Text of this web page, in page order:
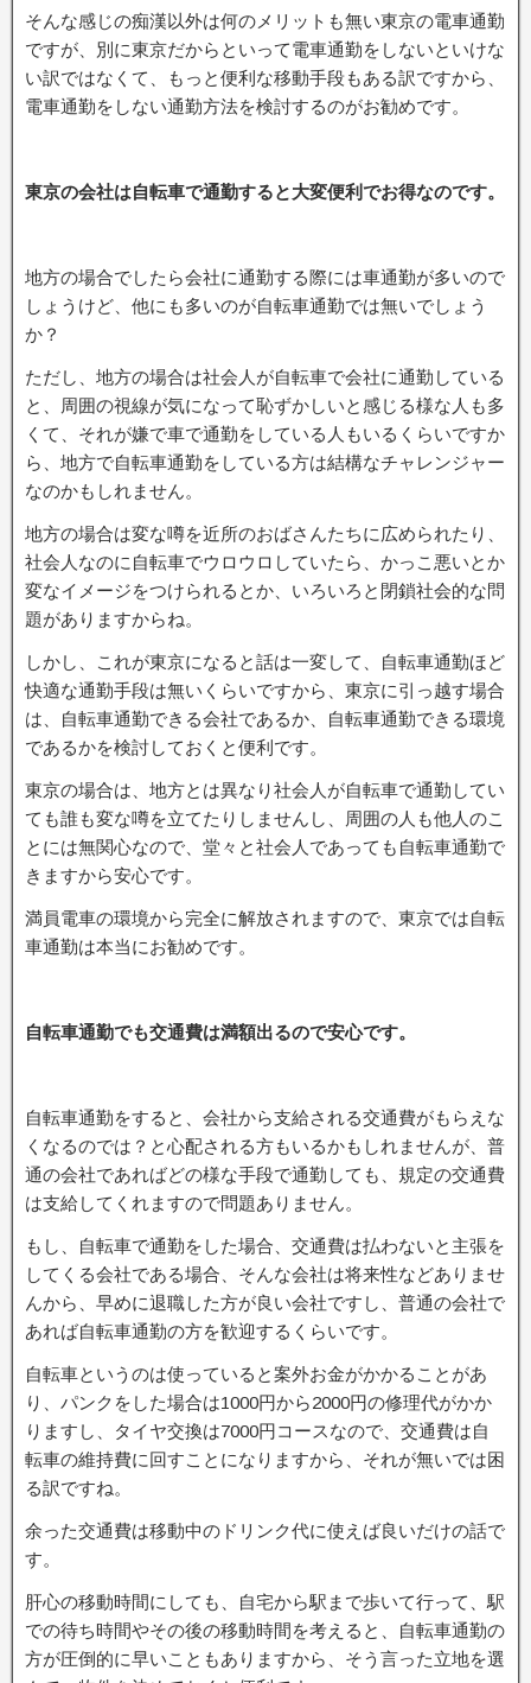
そんな感じの痴漢以外は何のメリットも無い東京の電車通勤
ですが、別に東京だからといって電車通勤をしないといけな
い訳ではなくて、もっと便利な移動手段もある訳ですから、
電車通勤をしない通勤方法を検討するのがお勧めです。
東京の会社は自転車で通勤すると大変便利でお得なのです。
地方の場合でしたら会社に通勤する際には車通勤が多いので
しょうけど、他にも多いのが自転車通勤では無いでしょう
か？
ただし、地方の場合は社会人が自転車で会社に通勤している
と、周囲の視線が気になって恥ずかしいと感じる様な人も多
くて、それが嫌で車で通勤をしている人もいるくらいですか
ら、地方で自転車通勤をしている方は結構なチャレンジャー
なのかもしれません。
地方の場合は変な噂を近所のおばさんたちに広められたり、
社会人なのに自転車でウロウロしていたら、かっこ悪いとか
変なイメージをつけられるとか、いろいろと閉鎖社会的な問
題がありますからね。
しかし、これが東京になると話は一変して、自転車通勤ほど
快適な通勤手段は無いくらいですから、東京に引っ越す場合
は、自転車通勤できる会社であるか、自転車通勤できる環境
であるかを検討しておくと便利です。
東京の場合は、地方とは異なり社会人が自転車で通勤してい
ても誰も変な噂を立てたりしませんし、周囲の人も他人のこ
とには無関心なので、堂々と社会人であっても自転車通勤で
きますから安心です。
満員電車の環境から完全に解放されますので、東京では自転
車通勤は本当にお勧めです。
自転車通勤でも交通費は満額出るので安心です。
自転車通勤をすると、会社から支給される交通費がもらえな
くなるのでは？と心配される方もいるかもしれませんが、普
通の会社であればどの様な手段で通勤しても、規定の交通費
は支給してくれますので問題ありません。
もし、自転車で通勤をした場合、交通費は払わないと主張を
してくる会社である場合、そんな会社は将来性などありませ
んから、早めに退職した方が良い会社ですし、普通の会社で
あれば自転車通勤の方を歓迎するくらいです。
自転車というのは使っていると案外お金がかかることがあ
り、パンクをした場合は1000円から2000円の修理代がかか
りますし、タイヤ交換は7000円コースなので、交通費は自
転車の維持費に回すことになりますから、それが無いでは困
る訳ですね。
余った交通費は移動中のドリンク代に使えば良いだけの話で
す。
肝心の移動時間にしても、自宅から駅まで歩いて行って、駅
での待ち時間やその後の移動時間を考えると、自転車通勤の
方が圧倒的に早いこともありますから、そう言った立地を選